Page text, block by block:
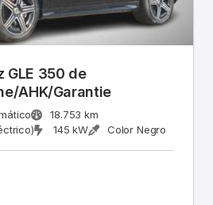
GLE 350 de
AHK/Garantie
18.753 km
145 kW Color Negro